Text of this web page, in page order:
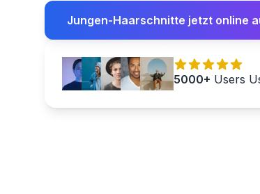
Jungen-Haarschnitte jetzt online
5000+ Users